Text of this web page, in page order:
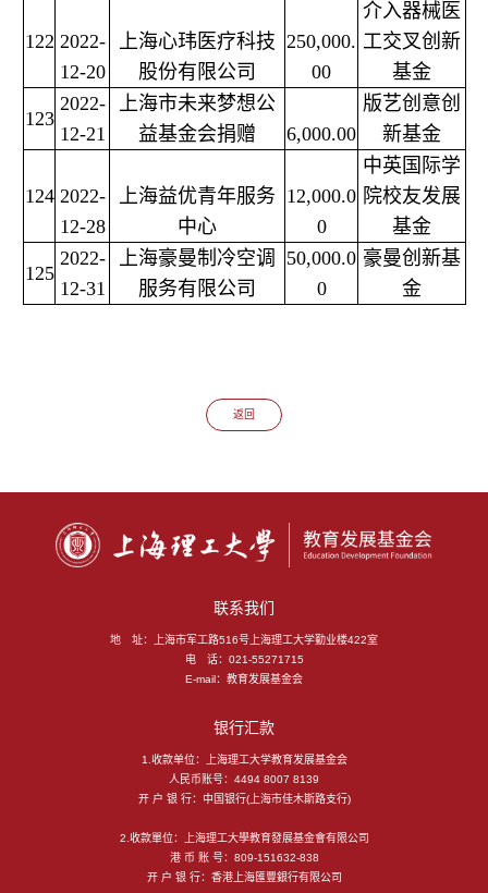
122 2022-
12-20
上海心玮医疗科技
股份有限公司
250,000.
00
介入器械医
工交叉创新
基金
123
2022-
12-21
上海市未来梦想公
益基金会捐赠
6,000.00
版艺创意创
新基金
124 2022-
12-28
上海益优青年服务
中心
12,000.0
0
中英国际学
院校友发展
基金
125
2022-
12-31
上海豪曼制冷空调
服务有限公司
50,000.0
0
豪曼创新基
金
返回
联系我们
地 址：
上海市军工路516号上海理工大学勤业楼422室
电 话： 021-55271715
E-mail： 教育发展基金会
银行汇款
1.收款单位：上海理工大学教育发展基金会
人民币账号：4494 8007 8139
开 户 银 行：中国银行(上海市佳木斯路支行)
2.收款單位：上海理工大學教育發展基金會有限公司
港 币 账 号：809-151632-838
开 户 银 行：香港上海匯豐銀行有限公司